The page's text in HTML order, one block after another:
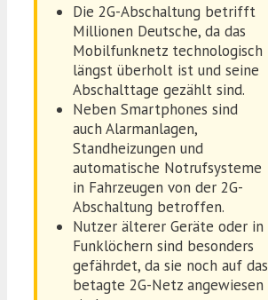
Die 2G-Abschaltung betrifft
Millionen Deutsche, da das
Mobilfunknetz technologisch
längst überholt ist und seine
Abschalttage gezählt sind.
Neben Smartphones sind
auch Alarmanlagen,
Standheizungen und
automatische Notrufsysteme
in Fahrzeugen von der 2G-
Abschaltung betroffen.
Nutzer älterer Geräte oder in
Funklöchern sind besonders
gefährdet, da sie noch auf das
betagte 2G-Netz angewiesen